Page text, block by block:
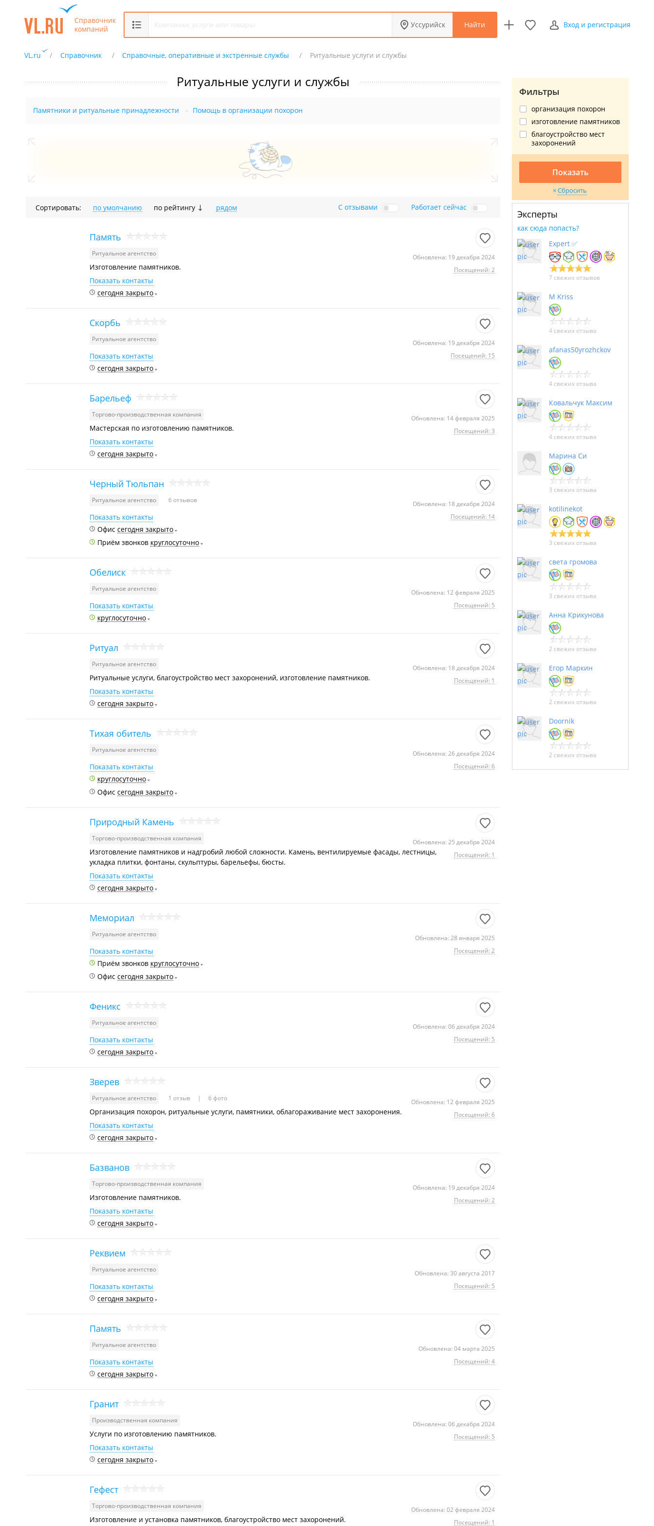
Справочник
компаний
Уссурийск Найти Вход и регистрация
VL.ru Справочник Справочные, оперативные и экстренные службы Ритуальные услуги и службы
Ритуальные услуги и службы
Памятники и ритуальные принадлежности Помощь в организации похорон
Сортировать: по умолчанию по рейтингу рядом С отзывами Работает сейчас
Память
Ритуальное агентство
Обновлена: 19 декабря 2024
Посещений: 2
Изготовление памятников.
Показать контакты
сегодня закрыто
Скорбь
Ритуальное агентство
Обновлена: 19 декабря 2024
Посещений: 15
Показать контакты
сегодня закрыто
Барельеф
Торгово-производственная компания
Обновлена: 14 февраля 2025
Посещений: 3
Мастерская по изготовлению памятников.
Показать контакты
сегодня закрыто
Черный Тюльпан
Ритуальное агентство 6 отзывов
Обновлена: 18 декабря 2024
Посещений: 14
Показать контакты
Офис сегодня закрыто
Приём звонков круглосуточно
Обелиск
Ритуальное агентство
Обновлена: 12 февраля 2025
Посещений: 5
Показать контакты
круглосуточно
Ритуал
Ритуальное агентство
Обновлена: 18 декабря 2024
Посещений: 1
Ритуальные услуги, благоустройство мест захоронений, изготовление памятников.
Показать контакты
сегодня закрыто
Тихая обитель
Ритуальное агентство
Обновлена: 26 декабря 2024
Посещений: 6
Показать контакты
круглосуточно
Офис сегодня закрыто
Природный Камень
Торгово-производственная компания
Обновлена: 25 декабря 2024
Посещений: 1
Изготовление памятников и надгробий любой сложности. Камень, вентилируемые фасады, лестницы,
укладка плитки, фонтаны, скульптуры, барельефы, бюсты.
Показать контакты
сегодня закрыто
Мемориал
Ритуальное агентство
Обновлена: 28 января 2025
Посещений: 2
Показать контакты
Приём звонков круглосуточно
Офис сегодня закрыто
Феникс
Ритуальное агентство
Обновлена: 06 декабря 2024
Посещений: 5
Показать контакты
сегодня закрыто
Зверев
Ритуальное агентство 1 отзыв 6 фото
Обновлена: 12 февраля 2025
Посещений: 6
Организация похорон, ритуальные услуги, памятники, облагораживание мест захоронения.
Показать контакты
сегодня закрыто
Базванов
Торгово-производственная компания
Обновлена: 19 декабря 2024
Посещений: 2
Изготовление памятников.
Показать контакты
сегодня закрыто
Реквием
Ритуальное агентство
Обновлена: 30 августа 2017
Посещений: 5
Показать контакты
сегодня закрыто
Память
Ритуальное агентство
Обновлена: 04 марта 2025
Посещений: 4
Показать контакты
сегодня закрыто
Гранит
Производственная компания
Обновлена: 06 декабря 2024
Посещений: 5
Услуги по изготовлению памятников.
Показать контакты
сегодня закрыто
Гефест
Торгово-производственная компания
Обновлена: 02 февраля 2024
Посещений: 1
Изготовление и установка памятников, благоустройство мест захоронений.
Фильтры
организация похорон
изготовление памятников
благоустройство мест
захоронений
Показать
Сбросить
Эксперты
как сюда попасть?
Expert ✅
7 свежих отзывов
M Kriss
4 свежих отзыва
afanas50yrozhckov
4 свежих отзыва
Ковальчук Максим
4 свежих отзыва
Марина Си
3 свежих отзыва
kotilinekot
3 свежих отзыва
света громова
3 свежих отзыва
Анна Крикунова
2 свежих отзыва
Егор Маркин
2 свежих отзыва
Doornik
2 свежих отзыва